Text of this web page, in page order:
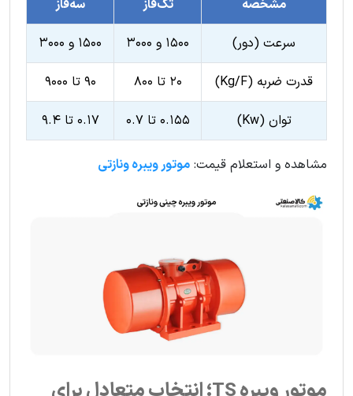
مشخصه تک‌فاز سه‌فاز
سرعت (دور) ۱۵۰۰ و ۳۰۰۰ ۱۵۰۰ و ۳۰۰۰
قدرت ضربه (Kg/F) ۲۰ تا ۸۰۰ ۹۰ تا ۹۰۰۰
توان (Kw) ۰.۱۵۵ تا ۰.۷ ۰.۱۷ تا ۹.۴
مشاهده و استعلام قیمت: موتور ویبره ونازتی